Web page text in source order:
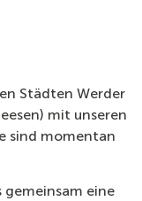
Städten Werder
mit unseren
sind momentan
gemeinsam eine